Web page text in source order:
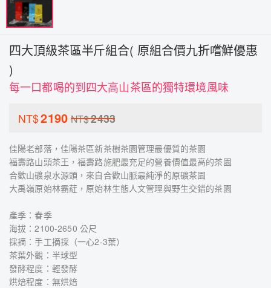
四大頂級茶區半斤組合( 原組合價九折嚐鮮優惠
)
每一口都喝的到四大高山茶區的獨特環境風味
NT$2190 NT$2433
佳陽老部落，佳陽茶區新茶樹茶園管理最優質的茶園
福壽路山頭茶王，福壽路施肥最充足的營養價值最高的茶園
合歡山礦泉水源頭，來自合歡山脈最純淨的原礦茶園
大禹嶺原始林霸葒，原始林生態人文管理與野生交錯的茶園
產季：春季
海拔：2100-2650 公尺
採摘：手工摘採（一心2-3葉）
茶葉外觀：半球型
發酵程度：輕發酵
烘焙程度：無烘焙